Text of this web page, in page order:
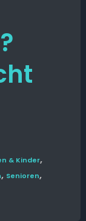
& Kinder,
, Senioren,